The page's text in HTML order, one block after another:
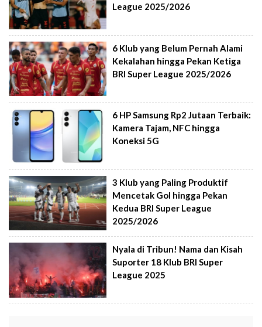
League 2025/2026
6 Klub yang Belum Pernah Alami
Kekalahan hingga Pekan Ketiga
BRI Super League 2025/2026
6 HP Samsung Rp2 Jutaan Terbaik:
Kamera Tajam, NFC hingga
Koneksi 5G
3 Klub yang Paling Produktif
Mencetak Gol hingga Pekan
Kedua BRI Super League
2025/2026
Nyala di Tribun! Nama dan Kisah
Suporter 18 Klub BRI Super
League 2025